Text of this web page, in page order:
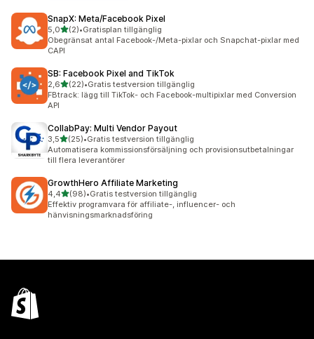
SnapX: Meta/Facebook Pixel
5,0av 5 stjärnor
(2)
2 recensioner totalt
•Gratisplan tillgänglig
Obegränsat antal Facebook-/Meta-pixlar och Snapchat-pixlar med
CAPI
SB: Facebook Pixel and TikTok
2,6av 5 stjärnor
(22)
22 recensioner totalt
•Gratis testversion tillgänglig
FBtrack: lägg till TikTok- och Facebook-multipixlar med Conversion
API
CollabPay: Multi Vendor Payout
3,5av 5 stjärnor
(25)
25 recensioner totalt
•Gratis testversion tillgänglig
Automatisera kommissionsförsäljning och provisionsutbetalningar
till flera leverantörer
GrowthHero Affiliate Marketing
4,4av 5 stjärnor
(98)
98 recensioner totalt
•Gratis testversion tillgänglig
Effektiv programvara för affiliate-, influencer- och
hänvisningsmarknadsföring